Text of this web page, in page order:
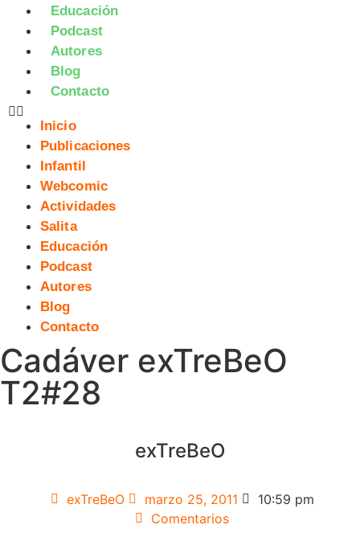
Educación
Podcast
Autores
Blog
Contacto
Inicio
Publicaciones
Infantil
Webcomic
Actividades
Salita
Educación
Podcast
Autores
Blog
Contacto
Cadáver exTreBeO
T2#28
exTreBeO
exTreBeO marzo 25, 2011
10:59 pm
Comentarios